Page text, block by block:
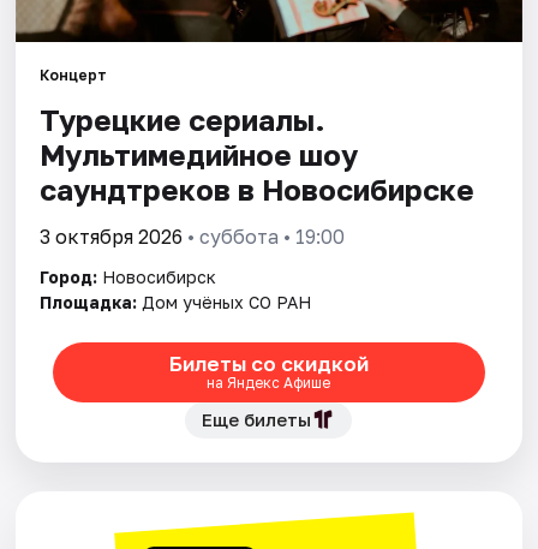
Площадки
Артисты
Рейтинги
Концерт
Турецкие сериалы.
Мультимедийное шоу
саундтреков в Новосибирске
3 октября 2026 • суббота • 19:00
Город: Новосибирск
Площадка: Дом учёных СО РАН
Билеты со скидкой
на Яндекс Афише
Еще билеты